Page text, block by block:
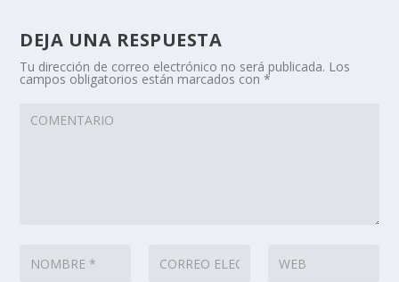
DEJA UNA RESPUESTA
Tu dirección de correo electrónico no será publicada. Los
campos obligatorios están marcados con*